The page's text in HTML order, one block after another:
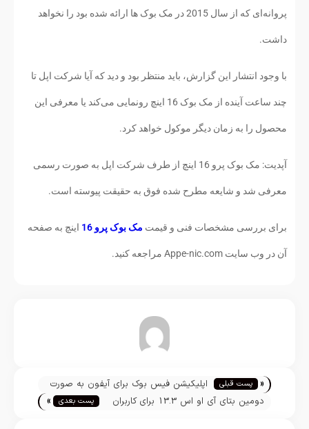
پروانه‌ای که از سال 2015 در مک بوک ها ارائه شده بود را نخواهد
داشت.
با وجود انتشار این گزارش، باید منتظر بود و دید که آیا شرکت اپل تا
چند ساعت آینده از مک بوک 16 اینچ رونمایی می‌کند یا معرفی این
محصول را به زمان دیگر موکول خواهد کرد.
آپدیت: مک بوک پرو 16 اینچ از طرف شرکت اپل به صورت رسمی
معرفی شد و شایعه مطرح شده فوق به حقیقت پیوسته است.
برای بررسی مشخصات فنی و قیمت مک بوک پرو 16 اینچ به صفحه
آن در وب سایت Appe-nic.com مراجعه کنید.
تیم تحریریه « پست قبلی
اپلیکیشن فیس بوک برای آیفون به صورت
مداوم دوربین را چک می‌کند
دومین بتای آی او اس 13.3 برای کاربران
پست بعدی »